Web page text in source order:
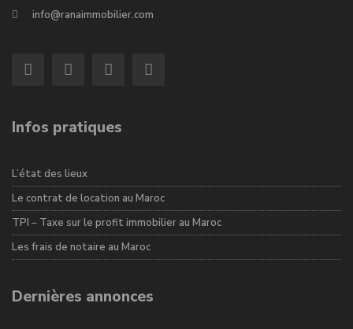
info@ranaimmobilier.com
Infos pratiques
L’état des lieux
Le contrat de location au Maroc
TPI – Taxe sur le profit immobilier au Maroc
Les frais de notaire au Maroc
Dernières annonces